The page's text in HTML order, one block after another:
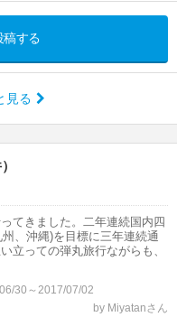
稿する
見る
てきました。二年連続国内四
、沖縄)を目標に三年連続通
立っての弾丸旅行ながらも、
30～2017/07/02
by Miyatanさん